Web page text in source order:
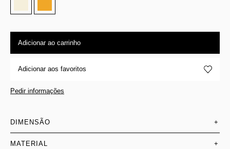
Adicionar ao carrinho
Adicionar aos favoritos
Pedir informações
DIMENSÃO +
MATERIAL +